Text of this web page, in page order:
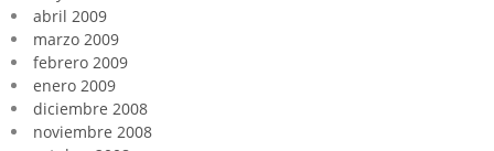
abril 2009
marzo 2009
febrero 2009
enero 2009
diciembre 2008
noviembre 2008